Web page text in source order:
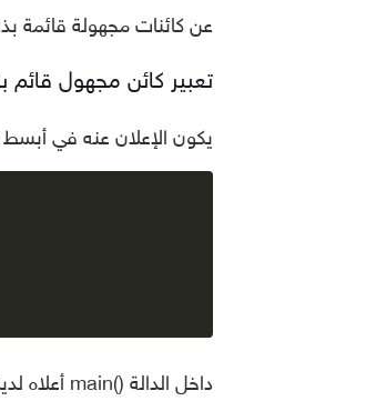
عن كائنات مجهولة قائمة
تعبير كائن مجهول قائم
يكون الإعلان عنه في أبسط